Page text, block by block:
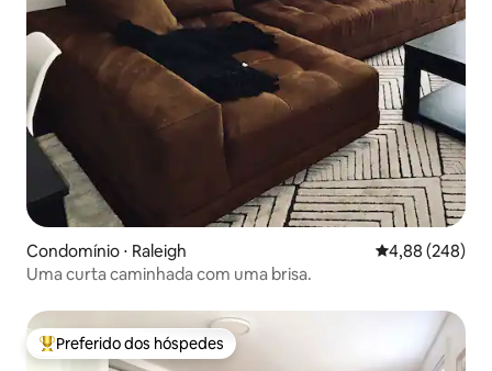
Condomínio ⋅ Raleigh 4,88 de uma
4,88 (248)
Uma curta caminhada com uma brisa.
Entre os melhores preferidos dos hóspedes
Preferido dos hóspedes